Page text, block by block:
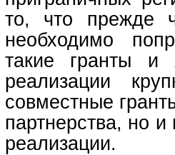
то, что прежде
необходимо
такие гранты
реализации
совместные
партнерства, но
реализации.